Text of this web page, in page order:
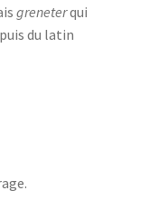
greneterqui
du latin